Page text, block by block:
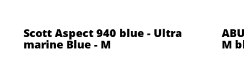
Scott Aspect 940 blue - Ultra
marine Blue - M M